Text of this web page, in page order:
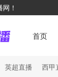
！
首页
英超直播 西甲